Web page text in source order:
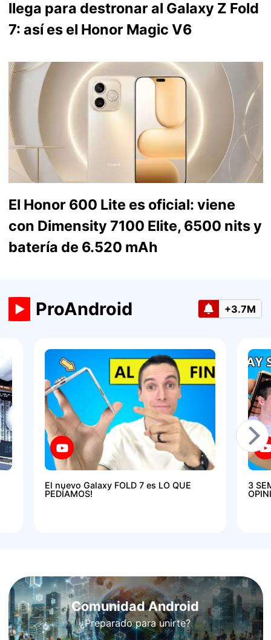
llega para destronar al Galaxy Z Fold
7: así es el Honor Magic V6
El Honor 600 Lite es oficial: viene
con Dimensity 7100 Elite, 6500 nits y
batería de 6.520 mAh
ProAndroid +3.7M
El nuevo Galaxy FOLD 7 es LO QUE
PEDÍAMOS!
3
Comunidad Android
¿Preparado para unirte?